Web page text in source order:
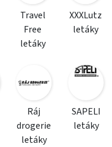
Travel
Free
letáky
XXXLutz
letáky
Ráj
drogerie
letáky
SAPELI
letáky